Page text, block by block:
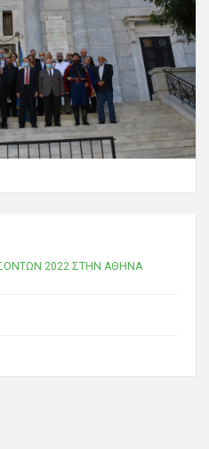
2022 ΣΤΗΝ ΑΘΗΝΑ